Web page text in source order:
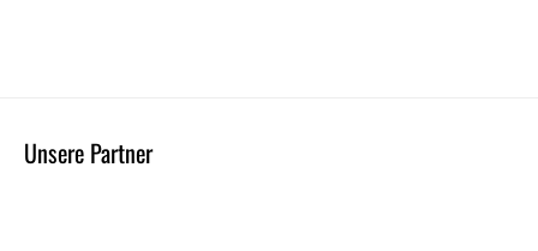
Unsere Partner